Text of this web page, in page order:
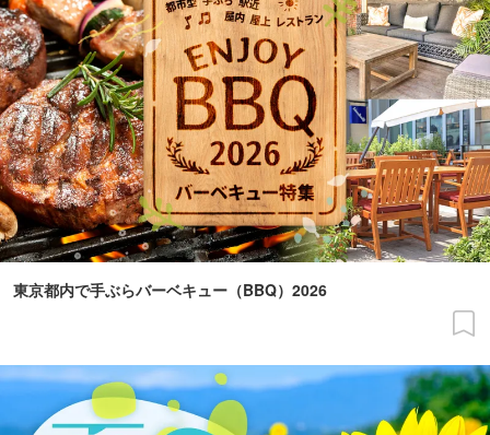
東京都内で手ぶらバーベキュー（BBQ）2026